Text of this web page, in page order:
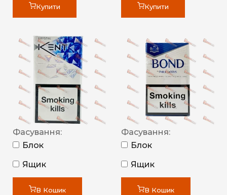
Купити Купити
Фасування:
Блок
Ящик
В Кошик
Фасування:
Блок
Ящик
В Кошик